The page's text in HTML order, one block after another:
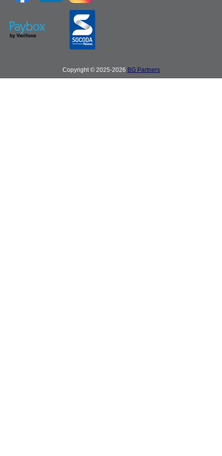
Copyright © 2025-2026 BG Partners